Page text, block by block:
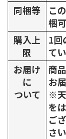
同梱等 こ
梱
購入上
限
1回
て
お届け
に
ついて
商
お
※
を
ご
さい